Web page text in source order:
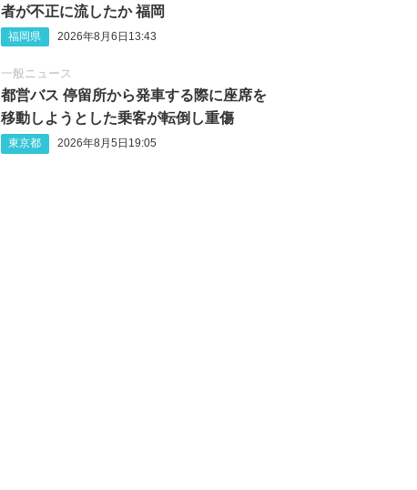
者が不正に流したか 福岡
福岡県 2026年8月6日13:43
一般ニュース
都営バス 停留所から発車する際に座席を
移動しようとした乗客が転倒し重傷
東京都 2026年8月5日19:05